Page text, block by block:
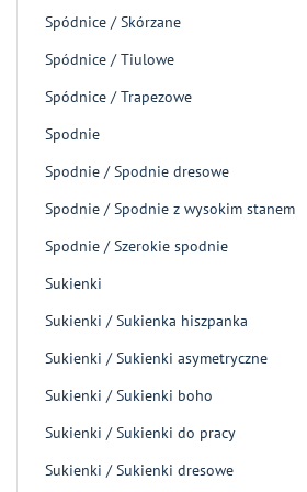
Spódnice / Skórzane
Spódnice / Tiulowe
Spódnice / Trapezowe
Spodnie
Spodnie / Spodnie dresowe
Spodnie / Spodnie z wysokim stanem
Spodnie / Szerokie spodnie
Sukienki
Sukienki / Sukienka hiszpanka
Sukienki / Sukienki asymetryczne
Sukienki / Sukienki boho
Sukienki / Sukienki do pracy
Sukienki / Sukienki dresowe